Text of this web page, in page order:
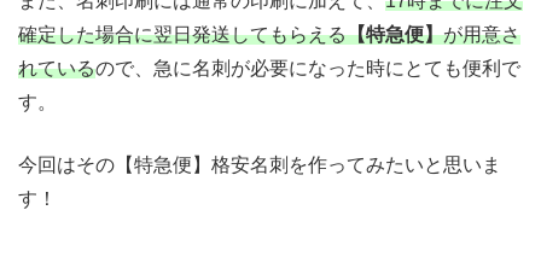
確定した場合に翌日発送してもらえる【特急便】が用意さ
れているので、急に名刺が必要になった時にとても便利で
す。
今回はその【特急便】格安名刺を作ってみたいと思いま
す！